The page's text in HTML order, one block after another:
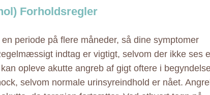
Forholdsregler
periode på flere måneder, så dine symptomer
indtag er vigtigt, selvom der ikke ses
opleve akutte angreb af gigt oftere i
selvom normale urinsyreindhold er nået.